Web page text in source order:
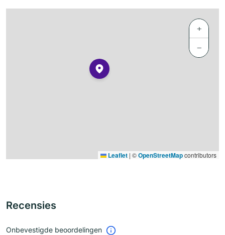
+
−
Leaflet | ©OpenStreetMapcontributors
Recensies
Onbevestigde beoordelingen